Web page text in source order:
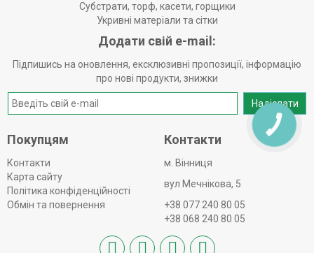
Субстрати, торф, касети, горщики
Укривні матеріали та сітки
Додати свій e-mail:
Підпишись на оновлення, ексклюзивні пропозиції, інформацію
про нові продукти, знижки
Надіслати
Покупцям
Контакти
Карта сайту
Політика конфіденційності
Обмін та повернення
Контакти
м. Вінниця
вул Мечнікова, 5
+38 077 240 80 05
+38 068 240 80 05
КНОПКА
ЗВ'ЯЗКУ